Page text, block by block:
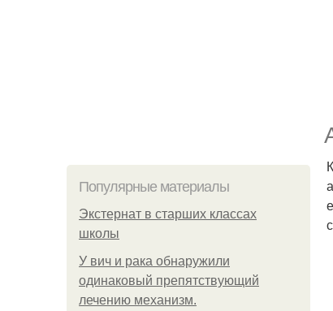
Популярные материалы
Экстернат в старших классах
школы
У вич и рака обнаружили
одинаковый препятствующий
лечению механизм.